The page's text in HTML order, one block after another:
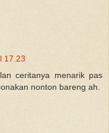
17.23
ceritanya menarik pas
nonton bareng ah.